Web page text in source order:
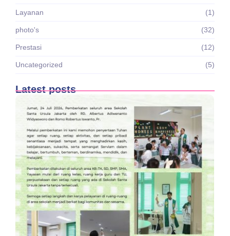
Layanan (1)
photo's (32)
Prestasi (12)
Uncategorized (5)
Latest posts